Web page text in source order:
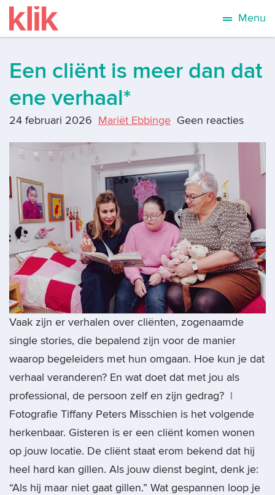
Menu
Een cliënt is meer dan dat
ene verhaal*
24 februari 2026 Mariët Ebbinge Geen reacties
Vaak zijn er verhalen over cliënten, zogenaamde
single stories, die bepalend zijn voor de manier
waarop begeleiders met hun omgaan. Hoe kun je dat
verhaal veranderen? En wat doet dat met jou als
professional, de persoon zelf en zijn gedrag? |
Fotografie Tiffany Peters Misschien is het volgende
herkenbaar. Gisteren is er een cliënt komen wonen
op jouw locatie. De cliënt staat erom bekend dat hij
heel hard kan gillen. Als jouw dienst begint, denk je:
“Als hij maar niet gaat gillen.” Wat gespannen loop je